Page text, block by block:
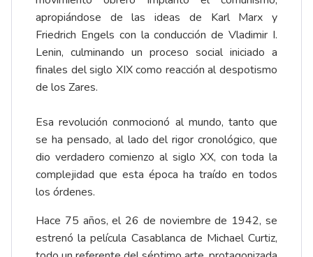
apropiándose de las ideas de Karl Marx y
Friedrich Engels con la conducción de Vladimir I.
Lenin, culminando un proceso social iniciado a
finales del siglo XIX como reacción al despotismo
de los Zares.
Esa revolución conmocionó al mundo, tanto que
se ha pensado, al lado del rigor cronológico, que
dio verdadero comienzo al siglo XX, con toda la
complejidad que esta época ha traído en todos
los órdenes.
Hace 75 años, el 26 de noviembre de 1942, se
estrenó la película Casablanca de Michael Curtiz,